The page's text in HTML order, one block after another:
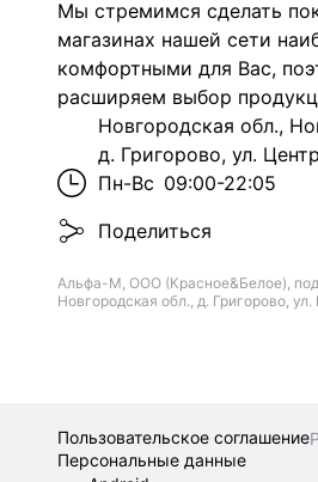
Мы стремимся сделать
магазинах нашей сети
комфортными для Вас,
расширяем выбор
Новгородская обл.,
д. Григорово, ул.
Пн-Вс 09:00-22:05
Поделиться
Альфа-М, ООО (Красное&Белое),
Новгородская обл., д. Григорово,
Пользовательское соглашение
Персональные данные